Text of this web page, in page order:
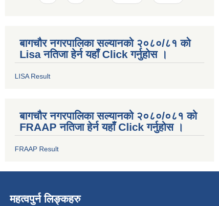
बागचौर नगरपालिका सल्यानको २०८०/८१ को
Lisa नतिजा हेर्न यहाँ Click गर्नुहोस ।
LISA Result
बागचौर नगरपालिका सल्यानको २०८०/०८१ को
FRAAP नतिजा हेर्न यहाँ Click गर्नुहोस ।
FRAAP Result
महत्वपुर्न लिङ्कहरु